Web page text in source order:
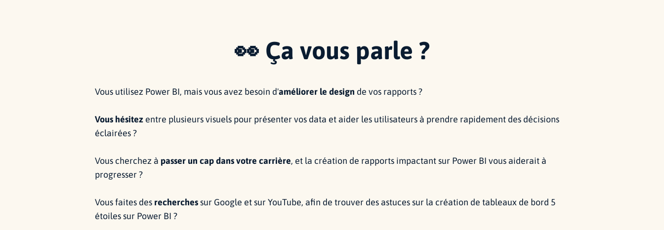
👀 Ça vous parle ?
Vous utilisez Power BI, mais vous avez besoin d'améliorer le design de vos rapports ?
Vous hésitez entre plusieurs visuels pour présenter vos data et aider les utilisateurs à prendre rapidement des décisions
éclairées ?
Vous cherchez à passer un cap dans votre carrière, et la création de rapports impactant sur Power BI vous aiderait à
progresser ?
Vous faites des recherchessur Google et sur YouTube, afin de trouver des astuces sur la création de tableaux de bord 5
étoiles sur Power BI ?